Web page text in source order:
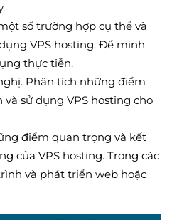
số trường hợp cụ thể và
VPS hosting. Để minh
thực tiễn.
Phân tích những điểm
sử dụng VPS hosting cho
điểm quan trọng và kết
của VPS hosting. Trong các
và phát triển web hoặc